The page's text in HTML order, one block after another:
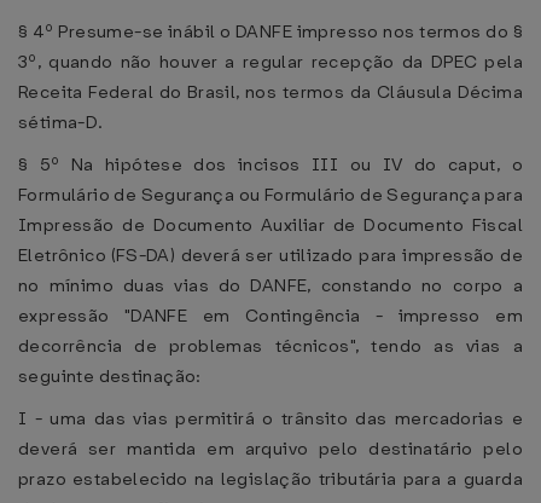
§ 4º Presume-se inábil o DANFE impresso nos termos do §
3º, quando não houver a regular recepção da DPEC pela
Receita Federal do Brasil, nos termos da Cláusula Décima
sétima-D.
§ 5º Na hipótese dos incisos III ou IV do caput, o
Formulário de Segurança ou Formulário de Segurança para
Impressão de Documento Auxiliar de Documento Fiscal
Eletrônico (FS-DA) deverá ser utilizado para impressão de
no mínimo duas vias do DANFE, constando no corpo a
expressão "DANFE em Contingência - impresso em
decorrência de problemas técnicos", tendo as vias a
seguinte destinação:
I - uma das vias permitirá o trânsito das mercadorias e
deverá ser mantida em arquivo pelo destinatário pelo
prazo estabelecido na legislação tributária para a guarda